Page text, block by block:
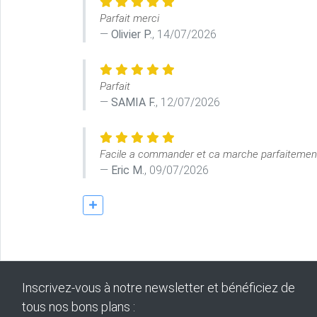
Parfait merci
Olivier P., 14/07/2026
Parfait
SAMIA F., 12/07/2026
Facile a commander et ca marche
Eric M., 09/07/2026
Inscrivez-vous à notre newsletter et bénéficiez de
tous nos bons plans :